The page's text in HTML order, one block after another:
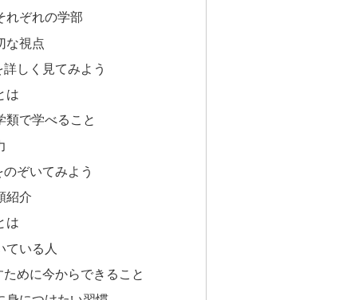
れぞれの学部
な視点
しく見てみよう
は
類で学べること
ぞいてみよう
紹介
は
ている人
めに今からできること